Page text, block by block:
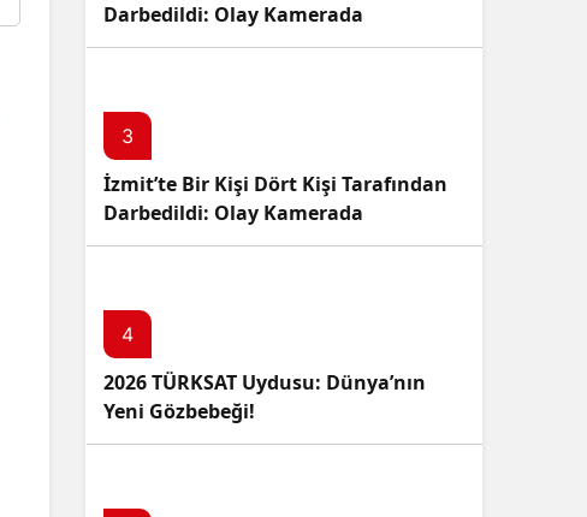
Darbedildi: Olay Kamerada
3
İzmit’te Bir Kişi Dört Kişi Tarafından
Darbedildi: Olay Kamerada
4
2026 TÜRKSAT Uydusu: Dünya’nın
Yeni Gözbebeği!